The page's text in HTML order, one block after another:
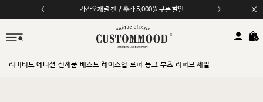
카카오채널 친구 추가 5,000원 쿠폰 할인
모바일 앱 자동 2,000원 할인
리미티드 에디션 신제품 베스트 레이스업 로퍼 몽크 부츠 리퍼브 세일